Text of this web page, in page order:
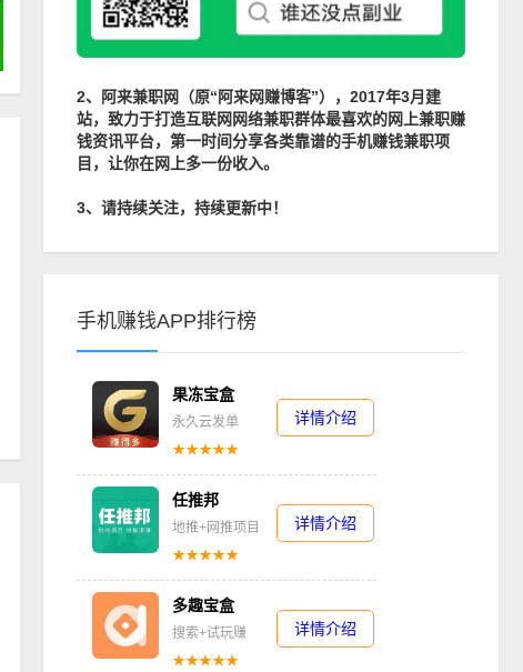
2、阿来兼职网（原“阿来网赚博客”），2017年3月建
站，致力于打造互联网网络兼职群体最喜欢的网上兼职赚
钱资讯平台，第一时间分享各类靠谱的手机赚钱兼职项
目，让你在网上多一份收入。
3、请持续关注，持续更新中！
手机赚钱APP排行榜
详情介绍
果冻宝盒
永久云发单
★★★★★
详情介绍
任推邦
地推+网推项目
★★★★★
详情介绍
多趣宝盒
搜索+试玩赚
★★★★★